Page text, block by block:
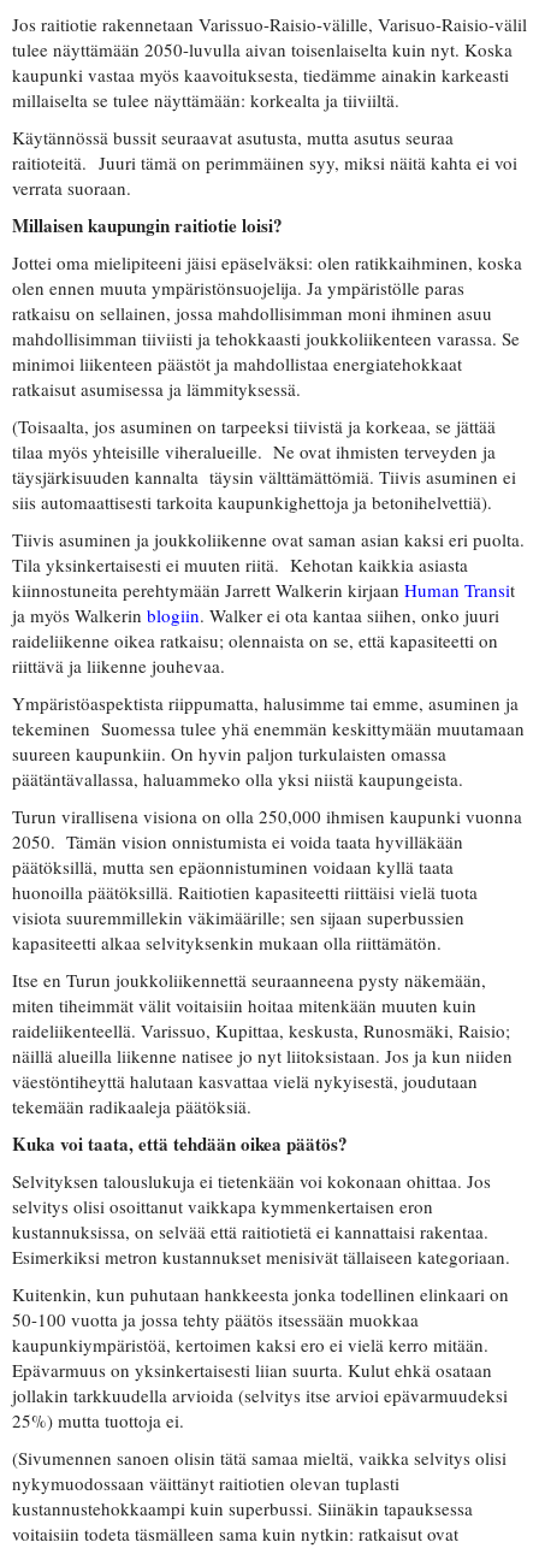
Jos raitiotie rakennetaan Varissuo-Raisio-välille, Varisuo-Raisio-välil
tulee näyttämään 2050-luvulla aivan toisenlaiselta kuin nyt. Koska
kaupunki vastaa myös kaavoituksesta, tiedämme ainakin karkeasti
millaiselta se tulee näyttämään: korkealta ja tiiviiltä.
Käytännössä bussit seuraavat asutusta, mutta asutus seuraa
raitioteitä. Juuri tämä on perimmäinen syy, miksi näitä kahta ei voi
verrata suoraan.
Millaisen kaupungin raitiotie loisi?
Jottei oma mielipiteeni jäisi epäselväksi: olen ratikkaihminen, koska
olen ennen muuta ympäristönsuojelija. Ja ympäristölle paras
ratkaisu on sellainen, jossa mahdollisimman moni ihminen asuu
mahdollisimman tiiviisti ja tehokkaasti joukkoliikenteen varassa. Se
minimoi liikenteen päästöt ja mahdollistaa energiatehokkaat
ratkaisut asumisessa ja lämmityksessä.
(Toisaalta, jos asuminen on tarpeeksi tiivistä ja korkeaa, se jättää
tilaa myös yhteisille viheralueille. Ne ovat ihmisten terveyden ja
täysjärkisuuden kannalta täysin välttämättömiä. Tiivis asuminen ei
siis automaattisesti tarkoita kaupunkighettoja ja betonihelvettiä).
Tiivis asuminen ja joukkoliikenne ovat saman asian kaksi eri puolta.
Tila yksinkertaisesti ei muuten riitä. Kehotan kaikkia asiasta
kiinnostuneita perehtymään Jarrett Walkerin kirjaan Human Transit
ja myös Walkerin blogiin. Walker ei ota kantaa siihen, onko juuri
raideliikenne oikea ratkaisu; olennaista on se, että kapasiteetti on
riittävä ja liikenne jouhevaa.
Ympäristöaspektista riippumatta, halusimme tai emme, asuminen ja
tekeminen Suomessa tulee yhä enemmän keskittymään muutamaan
suureen kaupunkiin. On hyvin paljon turkulaisten omassa
päätäntävallassa, haluammeko olla yksi niistä kaupungeista.
Turun virallisena visiona on olla 250,000 ihmisen kaupunki vuonna
2050. Tämän vision onnistumista ei voida taata hyvilläkään
päätöksillä, mutta sen epäonnistuminen voidaan kyllä taata
huonoilla päätöksillä. Raitiotien kapasiteetti riittäisi vielä tuota
visiota suuremmillekin väkimäärille; sen sijaan superbussien
kapasiteetti alkaa selvityksenkin mukaan olla riittämätön.
Itse en Turun joukkoliikennettä seuraanneena pysty näkemään,
miten tiheimmät välit voitaisiin hoitaa mitenkään muuten kuin
raideliikenteellä. Varissuo, Kupittaa, keskusta, Runosmäki, Raisio;
näillä alueilla liikenne natisee jo nyt liitoksistaan. Jos ja kun niiden
väestöntiheyttä halutaan kasvattaa vielä nykyisestä, joudutaan
tekemään radikaaleja päätöksiä.
Kuka voi taata, että tehdään oikea päätös?
Selvityksen talouslukuja ei tietenkään voi kokonaan ohittaa. Jos
selvitys olisi osoittanut vaikkapa kymmenkertaisen eron
kustannuksissa, on selvää että raitiotietä ei kannattaisi rakentaa.
Esimerkiksi metron kustannukset menisivät tällaiseen kategoriaan.
Kuitenkin, kun puhutaan hankkeesta jonka todellinen elinkaari on
50-100 vuotta ja jossa tehty päätös itsessään muokkaa
kaupunkiympäristöä, kertoimen kaksi ero ei vielä kerro mitään.
Epävarmuus on yksinkertaisesti liian suurta. Kulut ehkä osataan
jollakin tarkkuudella arvioida (selvitys itse arvioi epävarmuudeksi
25%) mutta tuottoja ei.
(Sivumennen sanoen olisin tätä samaa mieltä, vaikka selvitys olisi
nykymuodossaan väittänyt raitiotien olevan tuplasti
kustannustehokkaampi kuin superbussi. Siinäkin tapauksessa
voitaisiin todeta täsmälleen sama kuin nytkin: ratkaisut ovat